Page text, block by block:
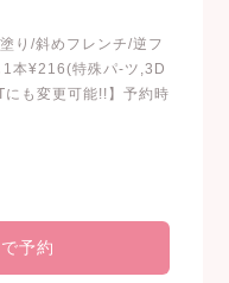
り/斜めフレンチ/逆フ
1本¥216(特殊パ-ツ,3D
も変更可能!!】予約時
予約